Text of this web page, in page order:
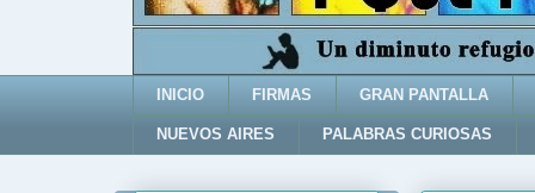
INICIO FIRMAS GRAN PANTALLA
NUEVOS AIRES PALABRAS CURIOSAS